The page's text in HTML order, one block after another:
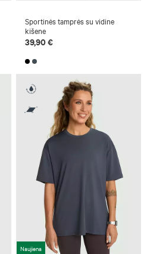
Sportinės tamprės su vidine
kišene
39,90 €
Naujiena